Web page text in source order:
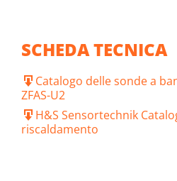
SCHEDA TECNICA
Catalogo delle sonde a
ZFAS-U2
H&S Sensortechnik
riscaldamento